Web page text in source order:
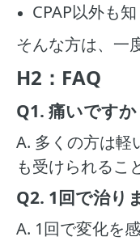
CPAP以外も
そんな方は、一
H2：FAQ
Q1. 痛いですか
A. 多くの方は軽
も受けられるこ
Q2. 1回で治り
A. 1回で変化を